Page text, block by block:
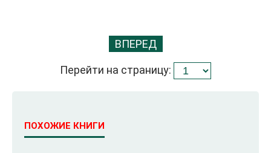
ВПЕРЕД
Перейти на страницу:
ПОХОЖИЕ КНИГИ